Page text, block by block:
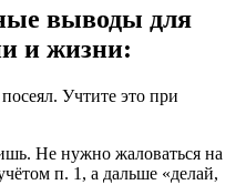
выводы для
и жизни:
Учтите это при
Не нужно жаловаться на
п. 1, а дальше «делай,